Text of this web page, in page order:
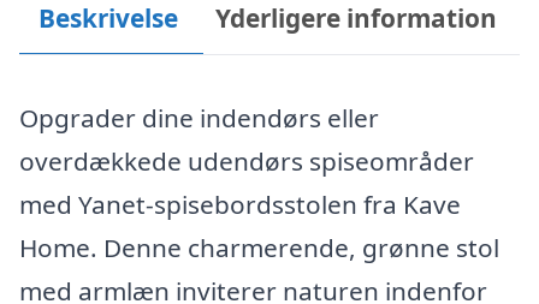
Beskrivelse Yderligere information
Opgrader dine indendørs eller
overdækkede udendørs spiseområder
med Yanet-spisebordsstolen fra Kave
Home. Denne charmerende, grønne stol
med armlæn inviterer naturen indenfor